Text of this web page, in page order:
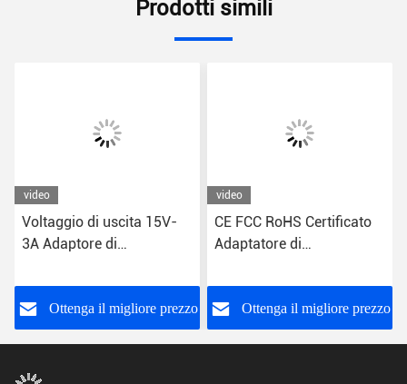
Prodotti simili
video
Voltaggio di uscita 15V-
3A Adaptore di
elegante
Ottenga il migliore prezzo
video
CE FCC RoHS Certificato
Adaptatore di
slim
Ottenga il migliore prezzo